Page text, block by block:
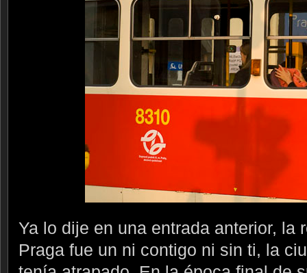
Ya lo dije en una entrada anterior, la
Praga fue un ni contigo ni sin ti, la